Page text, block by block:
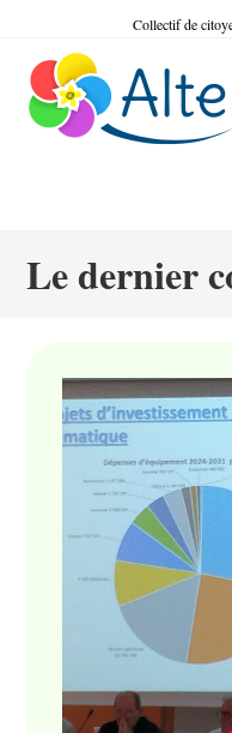
content
Collectif de
Le dernier